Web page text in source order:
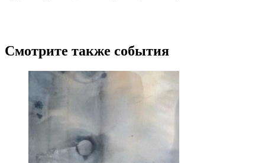
Смотрите также события